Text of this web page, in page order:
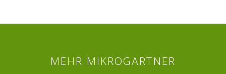
MEHR MIKROGÄRTNER